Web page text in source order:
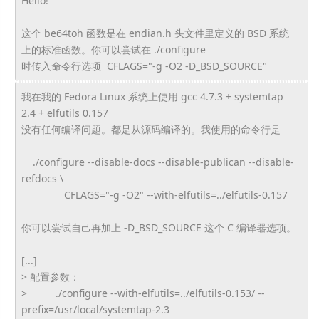
这个 be64toh 函数是在 endian.h 头文件里定义的 BSD 系统
上的标准函数。你可以尝试在 ./configure
时传入命令行选项 CFLAGS="-g -O2 -D_BSD_SOURCE"
我在我的 Fedora Linux 系统上使用 gcc 4.7.3 + systemtap
2.4 + elfutils 0.157
没有任何编译问题。都是从源码编译的。我使用的命令行是
./configure --disable-docs --disable-publican --disable-
refdocs \
CFLAGS="-g -O2" --with-elfutils=../elfutils-0.157
你可以尝试自己再加上 -D_BSD_SOURCE 这个 C 编译器选项。
[...]
> 配置参数：
> ./configure --with-elfutils=../elfutils-0.153/ --
prefix=/usr/local/systemtap-2.3